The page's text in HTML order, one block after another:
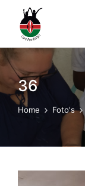
36
Home Foto's